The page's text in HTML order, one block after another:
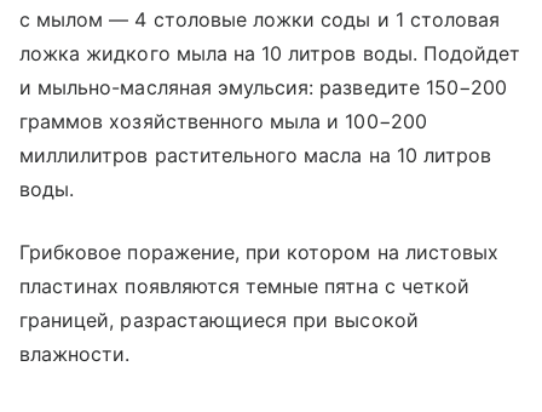
с мылом — 4 столовые ложки соды и 1 столовая
ложка жидкого мыла на 10 литров воды. Подойдет
и мыльно-масляная эмульсия: разведите 150−200
граммов хозяйственного мыла и 100−200
миллилитров растительного масла на 10 литров
воды.
Грибковое поражение, при котором на листовых
пластинах появляются темные пятна с четкой
границей, разрастающиеся при высокой
влажности.